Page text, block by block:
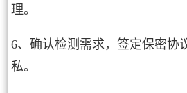
理。
6、确认检测需求，签定保密协
私。